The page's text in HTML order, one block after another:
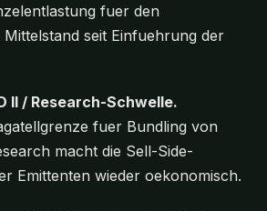
fuer den
seit Einfuehrung der
II / Research-Schwelle.
fuer Bundling von
macht die Sell-Side-
Emittenten wieder oekonomisch.